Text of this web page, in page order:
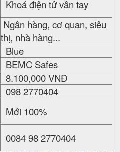
Khoá điện tử vân tay
Ngân hàng, cơ quan, siêu
thị, nhà hàng...
Blue
BEMC Safes
8.100,000 VNĐ
098 2770404
Mới 100%
0084 98 2770404